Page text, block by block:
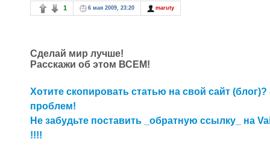
1 6 мая 2009, 23:20 maruty
Сделай мир лучше!
Расскажи об этом ВСЕМ!
Хотите скопировать статью на свой сайт (блог)?
проблем!
Не забудьте поставить _обратную ссылку_ на
!!!!